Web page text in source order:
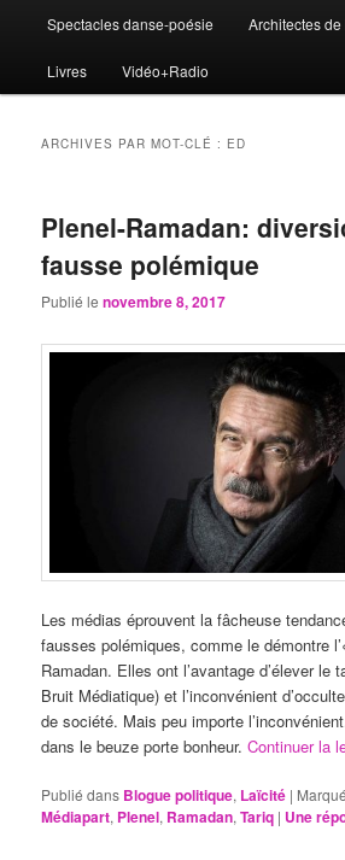
au
contenu
principal
au
contenu
secondaire
Spectacles danse-poésie Architectes
Livres Vidéo+Radio
ARCHIVES PAR MOT-CLÉ : ED
Plenel-Ramadan:
fausse polémique
Publié lenovembre 8, 2017
Les médias éprouvent la fâcheuse
fausses polémiques, comme le démontre
Ramadan. Elles ont l’avantage d’élever le
Bruit Médiatique) et l’inconvénient
de société. Mais peu importe
dans le beuze porte bonheur.Continuer la
Publié dans Blogue politique, Laïcité |
Médiapart, Plenel, Ramadan,Tariq | Une